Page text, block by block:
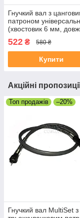
Гнучкий вал з
патроном
(хвостовик 6 мм,
~1 м)
522 ₴ 580 ₴
Купити
Акційні
Топ продажів –20%
Гнучкий вал MultiSet з